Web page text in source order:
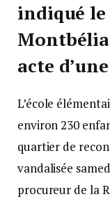
indiqué le
acte
L’école
environ 230
quartier de
vandalisée
procureur de la